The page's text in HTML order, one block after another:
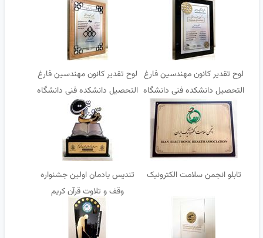
لوح تقدیر کانون مهندسین فارغ
التحصیل دانشکده فنی دانشگاه
تهران
لوح تقدیر کانون مهندسین فارغ
التحصیل دانشکده فنی دانشگاه
تهران
تابلو انجمن سلامت الکترونیک
تندیس یادمان اولین جشنواره
وقف و تلاوت قرآن کریم